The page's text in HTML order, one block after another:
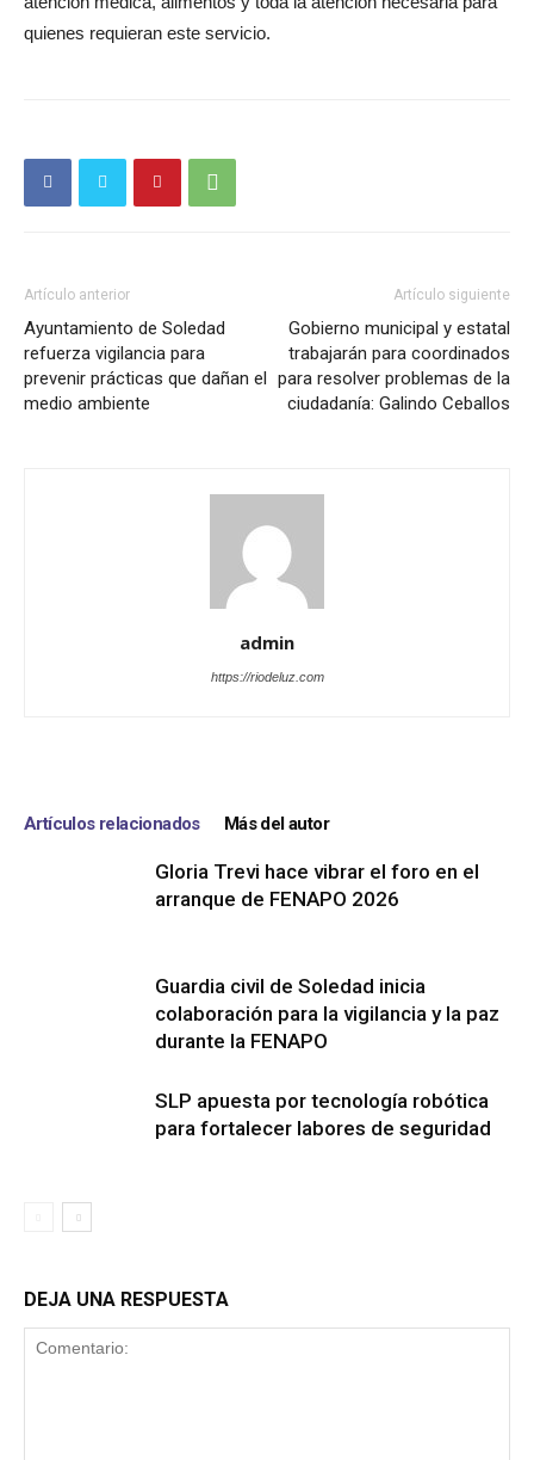
quienes requieran este servicio.
Artículo anterior
Ayuntamiento de Soledad
refuerza vigilancia para
prevenir prácticas que dañan el
medio ambiente
Artículo siguiente
Gobierno municipal y estatal
trabajarán para coordinados
para resolver problemas de la
ciudadanía: Galindo Ceballos
admin
https://riodeluz.com
Artículos relacionados Más del autor
Gloria Trevi hace vibrar el foro en el
arranque de FENAPO 2026
Guardia civil de Soledad inicia
colaboración para la vigilancia y la paz
durante la FENAPO
SLP apuesta por tecnología robótica
para fortalecer labores de seguridad
DEJA UNA RESPUESTA